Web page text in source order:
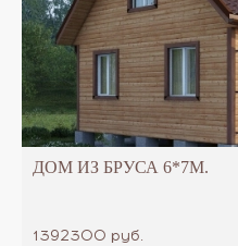
ДОМ ИЗ БРУСА 6*7М.
1392300 руб.